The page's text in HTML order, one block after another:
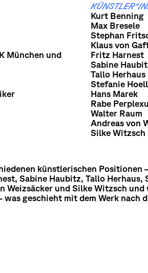
München und
Kurt Benning
Max Bresele
Stephan
Klaus von
Fritz Harnest
Sabine
Tallo Herhaus
Stefanie
Hans Marek
Rabe
Walter Raum
Andreas von
Silke Witzsch
künstlerischen Positionen
Sabine Haubitz, Tallo Herhaus,
Weizsäcker und Silke Witzsch
geschieht mit dem Werk nach